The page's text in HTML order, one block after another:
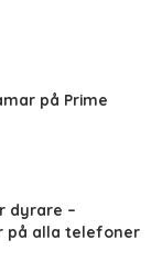
på Prime
dyrare –
på alla telefoner